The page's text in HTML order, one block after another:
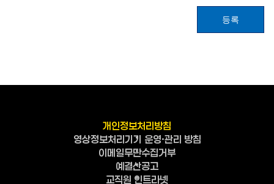
등록
개인정보처리방침
영상정보처리기기 운영·관리 방침
이메일무단수집거부
예결산공고
교직원 인트라넷